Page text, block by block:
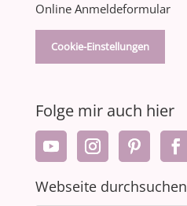
Online Anmeldeformular
Cookie-Einstellungen
Folge mir auch hier
Webseite durchsuchen